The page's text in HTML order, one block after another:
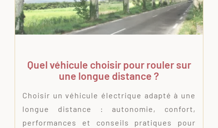
Quel véhicule choisir pour rouler sur
une longue distance ?
Choisir un véhicule électrique adapté à une
longue distance : autonomie, confort,
performances et conseils pratiques pour